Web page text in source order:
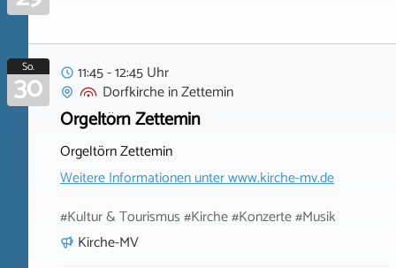
So.
30
11:45 - 12:45 Uhr
DorfkircheinZettemin
Orgeltörn Zettemin
Orgeltörn Zettemin
Weitere Informationen unterwww.kirche-mv.de
#Kultur & Tourismus #Kirche #Konzerte #Musik
Kirche-MV